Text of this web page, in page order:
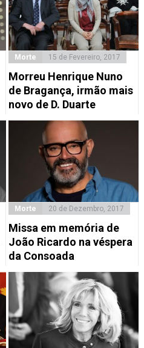
Morte 15 de Fevereiro, 2017
Morreu Henrique Nuno
de Bragança, irmão mais
novo de D. Duarte
Morte 20 de Dezembro, 2017
Missa em memória de
João Ricardo na véspera
da Consoada